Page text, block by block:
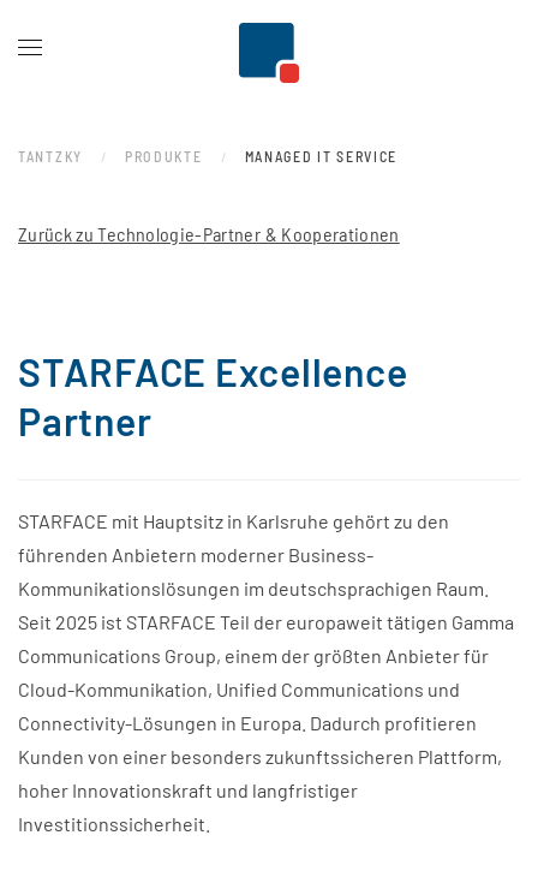
TANTZKY PRODUKTE MANAGED IT SERVICE
Zurück zu Technologie-Partner & Kooperationen
STARFACE Excellence
Partner
STARFACE mit Hauptsitz in Karlsruhe gehört zu den
führenden Anbietern moderner Business-
Kommunikationslösungen im deutschsprachigen Raum.
Seit 2025 ist STARFACE Teil der europaweit tätigen Gamma
Communications Group, einem der größten Anbieter für
Cloud-Kommunikation, Unified Communications und
Connectivity-Lösungen in Europa. Dadurch profitieren
Kunden von einer besonders zukunftssicheren Plattform,
hoher Innovationskraft und langfristiger
Investitionssicherheit.